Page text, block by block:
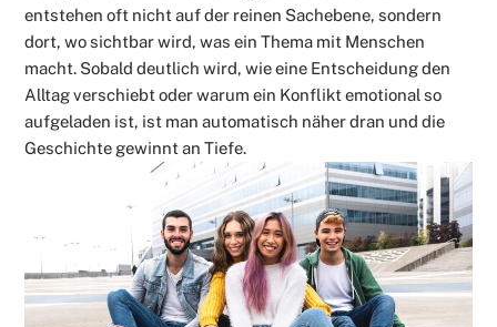
entstehen oft nicht auf der reinen Sachebene, sondern
dort, wo sichtbar wird, was ein Thema mit Menschen
macht. Sobald deutlich wird, wie eine Entscheidung den
Alltag verschiebt oder warum ein Konflikt emotional so
aufgeladen ist, ist man automatisch näher dran und die
Geschichte gewinnt an Tiefe.